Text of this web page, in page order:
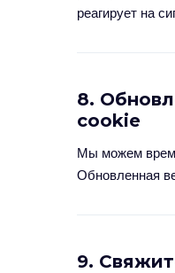
реагирует на
8.
cookie
Мы можем
Обновленная
9.